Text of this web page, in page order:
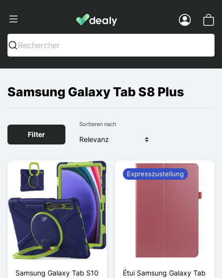
Dealy - Hüllen und Zubehör für
Rechercher
Samsung Galaxy Tab S8 Plus
Filter
Sortieren nach
Samsung Galaxy Tab S10
Étui Samsung Galaxy Tab
Expresszustellung